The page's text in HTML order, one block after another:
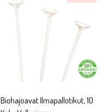
Biohajoavat Ilmapallotikut, 10